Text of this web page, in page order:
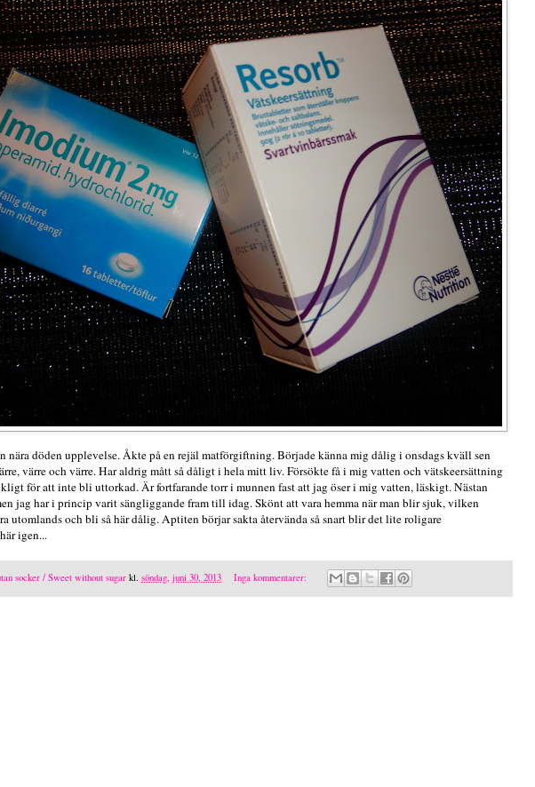
nära döden upplevelse. Åkte på en rejäl matförgiftning. Började känna mig dålig i onsdags kväll sen
värre och värre. Har aldrig mått så dåligt i hela mitt liv. Försökte få i mig vatten och vätskeersättning
för att inte bli uttorkad. Är fortfarande torr i munnen fast att jag öser i mig vatten, läskigt. Nästan
jag har i princip varit sängliggande fram till idag. Skönt att vara hemma när man blir sjuk, vilken
utomlands och bli så här dålig. Aptiten börjar sakta återvända så snart blir det lite roligare
igen...
socker / Sweet without sugar kl. söndag, juni 30, 2013 Inga kommentarer: